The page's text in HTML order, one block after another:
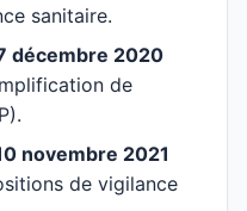
sanitaire.
décembre 2020
de
novembre 2021
de vigilance